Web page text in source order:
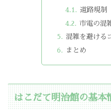
道路規制
市電の混
混雑を避ける
まとめ
はこだて明治館の基本